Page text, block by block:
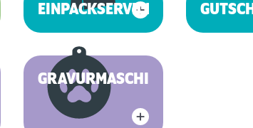
EINPACKSERVICE
GRAVURMASCHINE